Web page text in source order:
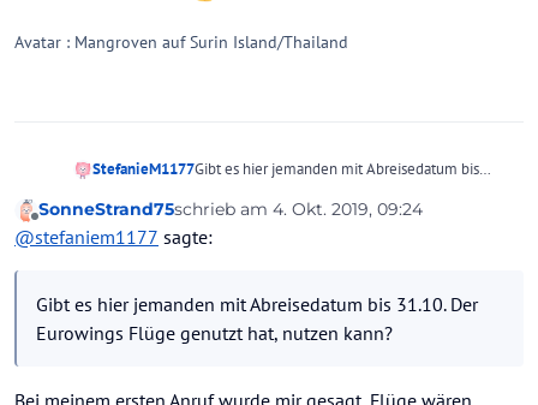
Avatar : Mangroven auf Surin Island/Thailand
StefanieM1177Gibt es hier jemanden mit Abreisedatum bis
kann?
Offline
SonneStrand75schrieb am 4. Okt. 2019, 09:24
zuletzt editiert von
@stefaniem1177 sagte:
Gibt es hier jemanden mit Abreisedatum bis 31.10. Der
Eurowings Flüge genutzt hat, nutzen kann?
Bei meinem ersten Anruf wurde mir gesagt, Flüge wären